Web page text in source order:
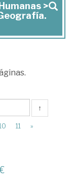
>
↑
11 »